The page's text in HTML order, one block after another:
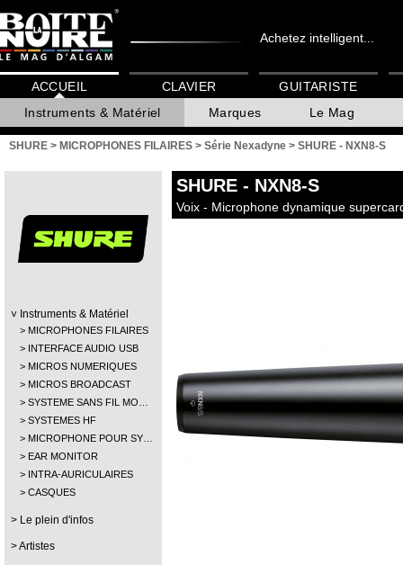
Achetez intelligent...
ACCUEIL
Instruments & Matériel
Marques Le Mag
CLAVIER GUITARISTE
SHURE > MICROPHONES FILAIRES > Série Nexadyne > SHURE - NXN8-S
Instruments & Matériel
MICROPHONES FILAIRES
INTERFACE AUDIO USB
MICROS NUMERIQUES
MICROS BROADCAST
SYSTEME SANS FIL MO…
SYSTEMES HF
MICROPHONE POUR SY…
EAR MONITOR
INTRA-AURICULAIRES
CASQUES
Le plein d'infos
Artistes
SHURE - NXN8-S
Voix - Microphone dynamique